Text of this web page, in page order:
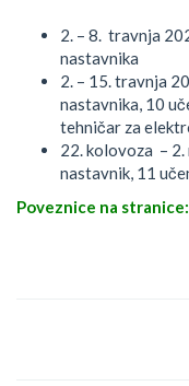
2. – 8. travnja
nastavnika
2. – 15. travnja
nastavnika, 10
tehničar za
22. kolovoza – 2.
nastavnik, 11
Poveznice na stranice: